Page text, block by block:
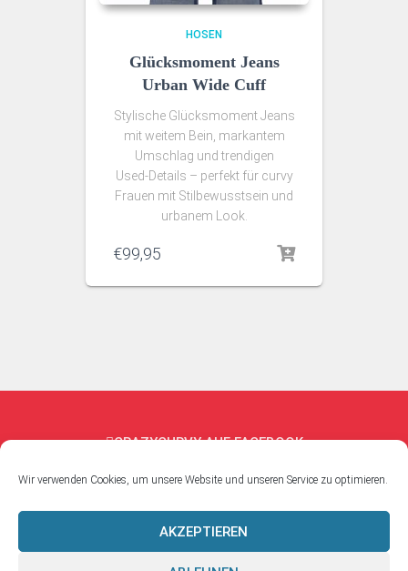
Wir verwenden Cookies, um unsere Website und unseren Service zu optimieren.
AKZEPTIEREN
HOSEN
Glücksmoment Jeans
Urban Wide Cuff
Stylische Glücksmoment Jeans
mit weitem Bein, markantem
Umschlag und trendigen
Used‑Details – perfekt für curvy
Frauen mit Stilbewusstsein und
urbanem Look.
€99,95
CRAZYCURVY AUF FACEBOOK
DATENSCHUTZHINWEISE IMPRESSUM